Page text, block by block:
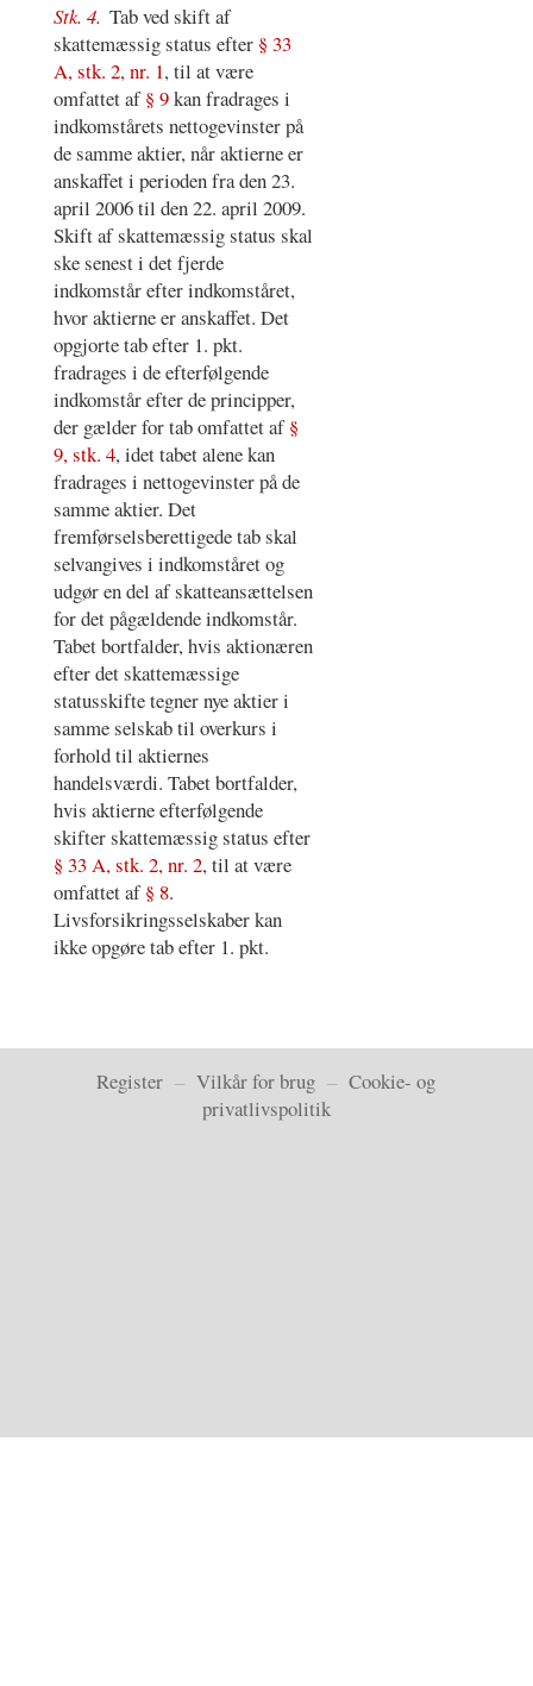
Stk. 4. Tab ved skift af
skattemæssig status efter § 33
A, stk. 2, nr. 1, til at være
omfattet af§ 9kan fradrages i
indkomstårets nettogevinster på
de samme aktier, når aktierne er
anskaffet i perioden fra den 23.
april 2006 til den 22. april 2009.
Skift af skattemæssig status skal
ske senest i det fjerde
indkomstår efter indkomståret,
hvor aktierne er anskaffet. Det
opgjorte tab efter 1. pkt.
fradrages i de efterfølgende
indkomstår efter de principper,
der gælder for tab omfattet af§
9, stk. 4, idet tabet alene kan
fradrages i nettogevinster på de
samme aktier. Det
fremførselsberettigede tab skal
selvangives i indkomståret og
udgør en del af skatteansættelsen
for det pågældende indkomstår.
Tabet bortfalder, hvis aktionæren
efter det skattemæssige
statusskifte tegner nye aktier i
samme selskab til overkurs i
forhold til aktiernes
handelsværdi. Tabet bortfalder,
hvis aktierne efterfølgende
skifter skattemæssig status efter
§ 33 A, stk. 2, nr. 2, til at være
omfattet af§ 8.
Livsforsikringsselskaber kan
ikke opgøre tab efter 1. pkt.
Register –Vilkår for brug –Cookie- og
privatlivspolitik